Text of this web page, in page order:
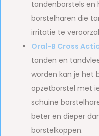
tandenborstels en
borstelharen die
irritatie te
Oral-B Cross
tanden en
worden kan je het
opzetborstel met
schuine
beter en dieper
borstelkoppen.